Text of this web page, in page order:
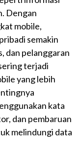
Dengan
mobile,
semakin
dan pelanggaran
terjadi
yang lebih
kata
dan pembaruan
melindungi data